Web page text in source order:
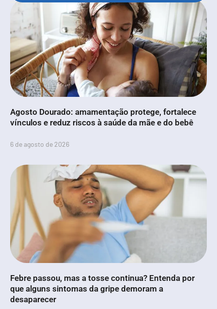
Agosto Dourado: amamentação protege, fortalece
vínculos e reduz riscos à saúde da mãe e do bebê
6 de agosto de 2026
Febre passou, mas a tosse continua? Entenda por
que alguns sintomas da gripe demoram a
desaparecer